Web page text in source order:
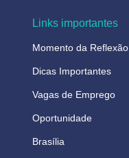
Links importantes
Momento da Reflexão
Dicas Importantes
Vagas de Emprego
Oportunidade
Brasília